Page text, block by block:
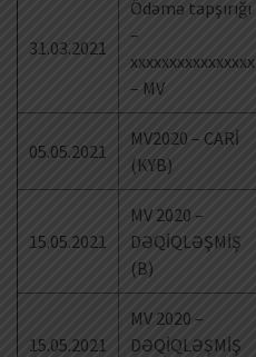
31.03.2021
Ödəmə tapşırığı
–
xxxxxxxxxxxxxxxx
– MV
05.05.2021
MV2020 – CARİ
(KYB)
15.05.2021
MV 2020 –
DƏQİQLƏŞMİŞ
(B)
15.05.2021
MV 2020 –
DƏQİQLƏŞMİŞ